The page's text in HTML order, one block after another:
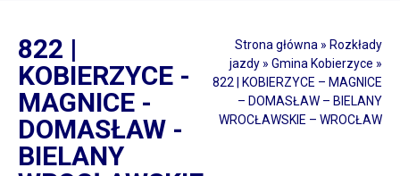
822 |
KOBIERZYCE -
MAGNICE -
DOMASŁAW -
BIELANY
Strona główna » Rozkłady
jazdy » Gmina Kobierzyce »
822 | KOBIERZYCE – MAGNICE
– DOMASŁAW – BIELANY
WROCŁAWSKIE – WROCŁAW